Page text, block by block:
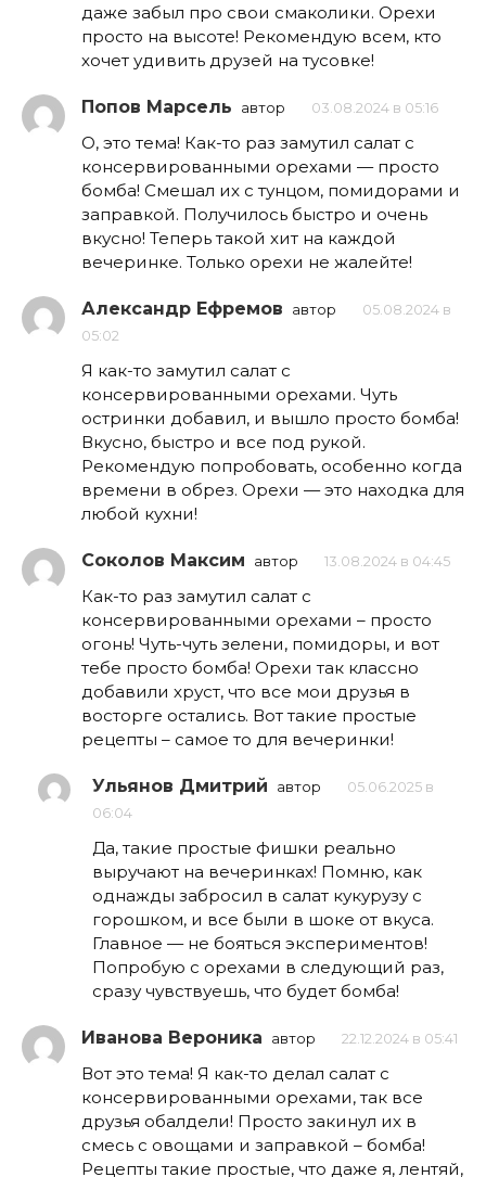
даже забыл про свои смаколики. Орехи
просто на высоте! Рекомендую всем, кто
хочет удивить друзей на тусовке!
Попов Марсель автор 03.08.2024 в 05:16
О, это тема! Как-то раз замутил салат с
консервированными орехами — просто
бомба! Смешал их с тунцом, помидорами и
заправкой. Получилось быстро и очень
вкусно! Теперь такой хит на каждой
вечеринке. Только орехи не жалейте!
Александр Ефремов автор
05.08.2024 в
05:02
Я как-то замутил салат с
консервированными орехами. Чуть
остринки добавил, и вышло просто бомба!
Вкусно, быстро и все под рукой.
Рекомендую попробовать, особенно когда
времени в обрез. Орехи — это находка для
любой кухни!
Соколов Максим автор 13.08.2024 в 04:45
Как-то раз замутил салат с
консервированными орехами – просто
огонь! Чуть-чуть зелени, помидоры, и вот
тебе просто бомба! Орехи так классно
добавили хруст, что все мои друзья в
восторге остались. Вот такие простые
рецепты – самое то для вечеринки!
Ульянов Дмитрий автор
05.06.2025 в
06:04
Да, такие простые фишки реально
выручают на вечеринках! Помню, как
однажды забросил в салат кукурузу с
горошком, и все были в шоке от вкуса.
Главное — не бояться экспериментов!
Попробую с орехами в следующий раз,
сразу чувствуешь, что будет бомба!
Иванова Вероника автор 22.12.2024 в 05:41
Вот это тема! Я как-то делал салат с
консервированными орехами, так все
друзья обалдели! Просто закинул их в
смесь с овощами и заправкой – бомба!
Рецепты такие простые, что даже я, лентяй,